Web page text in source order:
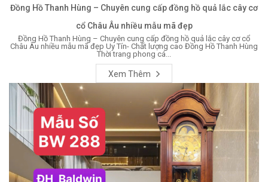
Đồng Hồ Thanh Hùng – Chuyên cung cấp đồng hồ quả lắc cây cơ
cổ Châu Âu nhiều mẫu mã đẹp
Đồng Hồ Thanh Hùng – Chuyên cung cấp đồng hồ quả lắc cây cơ cổ
Châu Âu nhiều mẫu mã đẹp Uy Tín- Chất lượng cao Đồng Hồ Thanh Hùng
Thời trang phong cá...
Xem Thêm